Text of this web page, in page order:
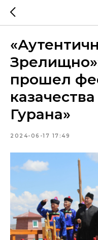
прошел
Гурана»
2024-06-17 17:49